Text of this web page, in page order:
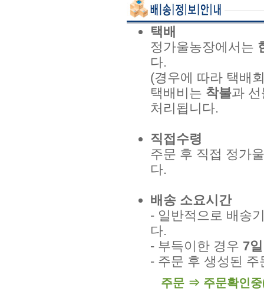
택배
정가울농장에서는
다.
(경우에 따라 택배
택배비는 착불과
처리됩니다.
직접수령
주문 후 직접 정가
다.
배송 소요시간
- 일반적으로 배송
다.
- 부득이한 경우 7
- 주문 후 생성된
주문 ⇒ 주문확인